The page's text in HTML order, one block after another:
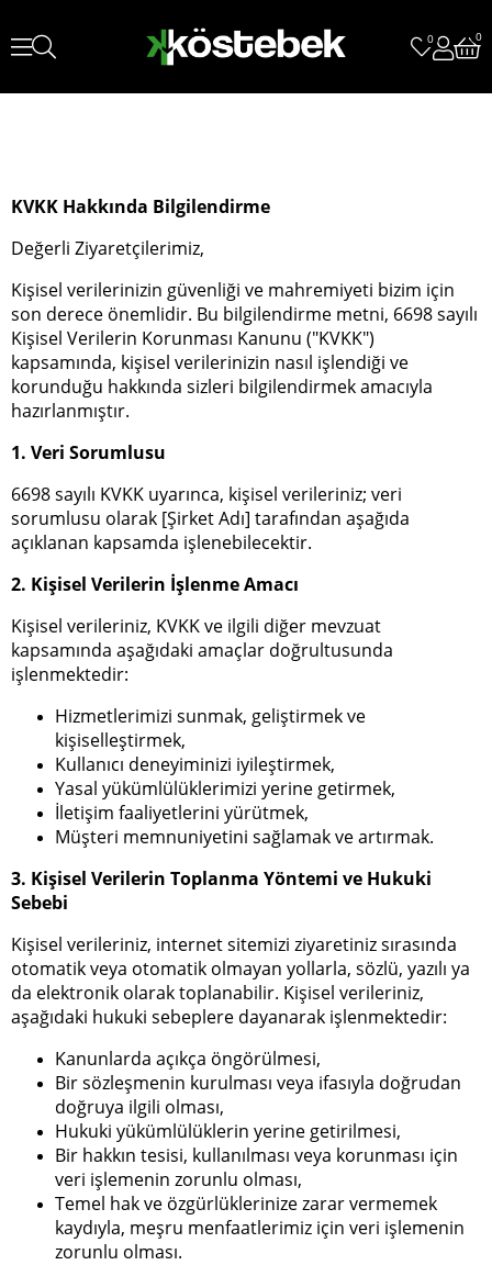
0 0
KVKK Hakkında Bilgilendirme
Değerli Ziyaretçilerimiz,
Kişisel verilerinizin güvenliği ve mahremiyeti bizim için
son derece önemlidir. Bu bilgilendirme metni, 6698 sayılı
Kişisel Verilerin Korunması Kanunu ("KVKK")
kapsamında, kişisel verilerinizin nasıl işlendiği ve
korunduğu hakkında sizleri bilgilendirmek amacıyla
hazırlanmıştır.
1. Veri Sorumlusu
6698 sayılı KVKK uyarınca, kişisel verileriniz; veri
sorumlusu olarak [Şirket Adı] tarafından aşağıda
açıklanan kapsamda işlenebilecektir.
2. Kişisel Verilerin İşlenme Amacı
Kişisel verileriniz, KVKK ve ilgili diğer mevzuat
kapsamında aşağıdaki amaçlar doğrultusunda
işlenmektedir:
Hizmetlerimizi sunmak, geliştirmek ve
kişiselleştirmek,
Kullanıcı deneyiminizi iyileştirmek,
Yasal yükümlülüklerimizi yerine getirmek,
İletişim faaliyetlerini yürütmek,
Müşteri memnuniyetini sağlamak ve artırmak.
3. Kişisel Verilerin Toplanma Yöntemi ve Hukuki
Sebebi
Kişisel verileriniz, internet sitemizi ziyaretiniz sırasında
otomatik veya otomatik olmayan yollarla, sözlü, yazılı ya
da elektronik olarak toplanabilir. Kişisel verileriniz,
aşağıdaki hukuki sebeplere dayanarak işlenmektedir:
Kanunlarda açıkça öngörülmesi,
Bir sözleşmenin kurulması veya ifasıyla doğrudan
doğruya ilgili olması,
Hukuki yükümlülüklerin yerine getirilmesi,
Bir hakkın tesisi, kullanılması veya korunması için
veri işlemenin zorunlu olması,
Temel hak ve özgürlüklerinize zarar vermemek
kaydıyla, meşru menfaatlerimiz için veri işlemenin
zorunlu olması.